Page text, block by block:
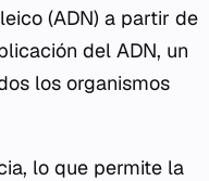
(ADN) a partir de
del ADN, un
los organismos
lo que permite la